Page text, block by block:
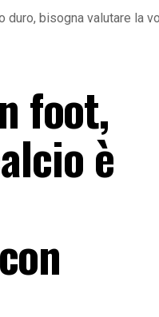
bisogna valutare la
foot,
è